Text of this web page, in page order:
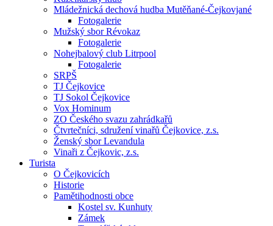
Mládežnická dechová hudba Mutěňané-Čejkovjané
Fotogalerie
Mužský sbor Révokaz
Fotogalerie
Nohejbalový club Litrpool
Fotogalerie
SRPŠ
TJ Čejkovice
TJ Sokol Čejkovice
Vox Hominum
ZO Českého svazu zahrádkařů
Čtvrtečníci, sdružení vinařů Čejkovice, z.s.
Ženský sbor Levandula
Vinaři z Čejkovic, z.s.
Turista
O Čejkovicích
Historie
Pamětihodnosti obce
Kostel sv. Kunhuty
Zámek